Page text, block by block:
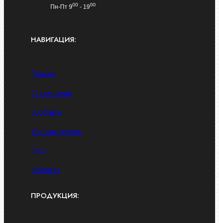
Пн-Пт 900 - 1900
НАВИГАЦИЯ:
Главная
О компании
Доставка
Условия работы
Блог
Контакты
ПРОДУКЦИЯ: